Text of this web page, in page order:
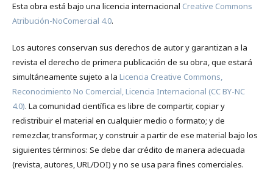
Esta obra está bajo una licencia internacional Creative Commons
Atribución-NoComercial 4.0.
Los autores conservan sus derechos de autor y garantizan a la
revista el derecho de primera publicación de su obra, que estará
simultáneamente sujeto a la Licencia Creative Commons,
Reconocimiento No Comercial, Licencia Internacional (CC BY-NC
4.0). La comunidad científica es libre de compartir, copiar y
redistribuir el material en cualquier medio o formato; y de
remezclar, transformar, y construir a partir de ese material bajo los
siguientes términos: Se debe dar crédito de manera adecuada
(revista, autores, URL/DOI) y no se usa para fines comerciales.